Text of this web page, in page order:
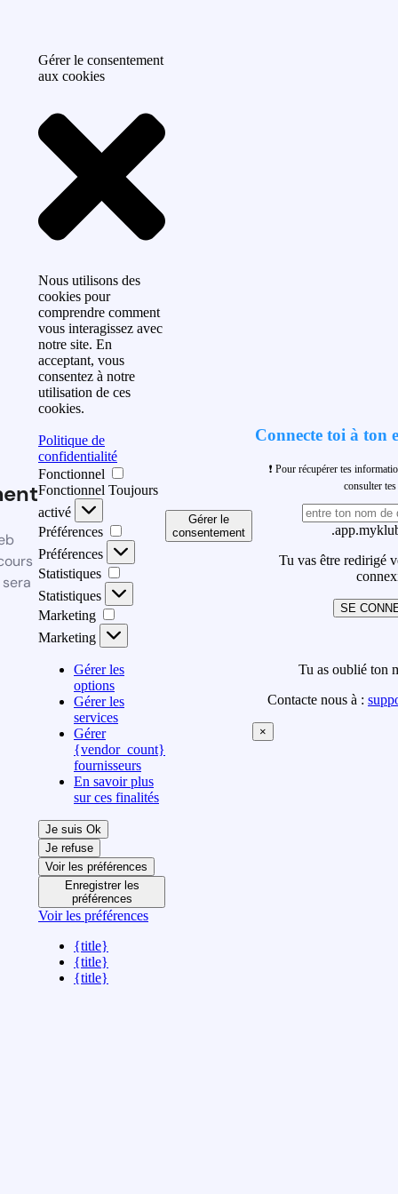
Gérer le consentement
aux cookies
Nous utilisons des
cookies pour
comprendre comment
vous interagissez avec
notre site. En
acceptant, vous
consentez à notre
utilisation de ces
cookies.
Politique de
confidentialité
Fonctionnel
Fonctionnel Toujours
activé
Préférences
Préférences
Statistiques
Statistiques
Marketing
Marketing
Gérer les
options
Gérer les
services
Gérer
{vendor_count}
fournisseurs
En savoir plus
sur ces finalités
Je suis Ok
Je refuse
Voir les préférences
Enregistrer les
préférences
Voir les préférences
{title}
{title}
{title}
Gérer le
consentement
Connecte toi à ton
❗ Pour récupérer tes
consulter
Tu vas être redirigé
SE
Tu as oublié ton
Contacte nous à :
×